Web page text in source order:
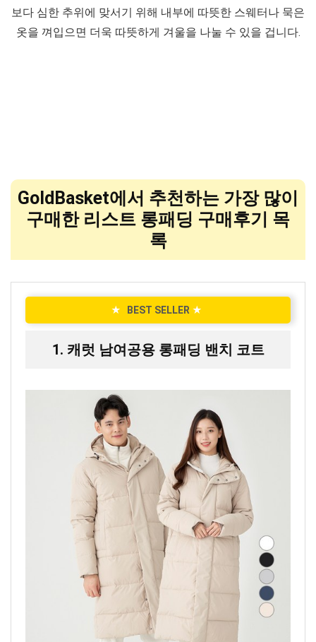
보다 심한 추위에 맞서기 위해 내부에 따뜻한 스웨터나 묵은
옷을 껴입으면 더욱 따뜻하게 겨울을 나눌 수 있을 겁니다.
GoldBasket에서 추천하는 가장 많이
구매한 리스트 롱패딩 구매후기 목
록
★ BEST SELLER ★
1. 캐럿 남여공용 롱패딩 밴치 코트